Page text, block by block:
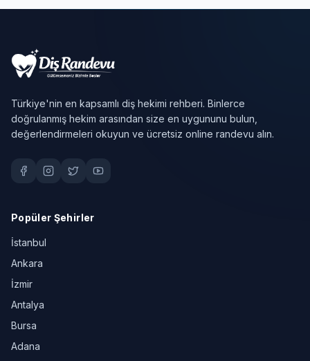
Türkiye'nin en kapsamlı diş hekimi rehberi. Binlerce
doğrulanmış hekim arasından size en uygununu bulun,
değerlendirmeleri okuyun ve ücretsiz online randevu alın.
Popüler Şehirler
İstanbul
Ankara
İzmir
Antalya
Bursa
Adana